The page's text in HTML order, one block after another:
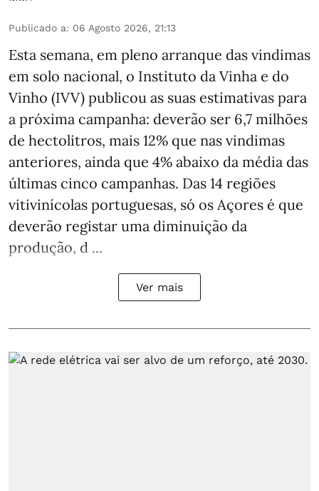
Publicado a: 06 Agosto 2026, 21:13
Esta semana, em pleno arranque das vindimas
em solo nacional, o Instituto da Vinha e do
Vinho (IVV) publicou as suas estimativas para
a próxima campanha: deverão ser 6,7 milhões
de hectolitros, mais 12% que nas vindimas
anteriores, ainda que 4% abaixo da média das
últimas cinco campanhas. Das 14 regiões
vitivinícolas portuguesas, só os Açores é que
deverão registar uma diminuição da
produção, d ...
Ver mais